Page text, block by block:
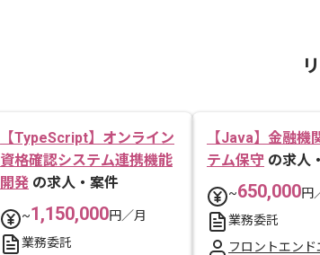
【TypeScript】オンライン
資格確認システム連携機能
開発 の求人・案件
~1,150,000円／月
業務委託
【Java】金融機
テム保守 の求人
~650,000円
業務委託
フロントエン